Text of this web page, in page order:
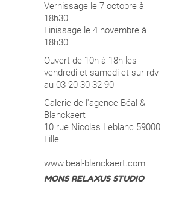
Vernissage le 7 octobre à
18h30
Finissage le 4 novembre à
18h30
Ouvert de 10h à 18h les
vendredi et samedi et sur rdv
au 03 20 30 32 90
Galerie de l'agence Béal &
Blanckaert
10 rue Nicolas Leblanc 59000
Lille
www.beal-blanckaert.com
MONS RELAXUS STUDIO